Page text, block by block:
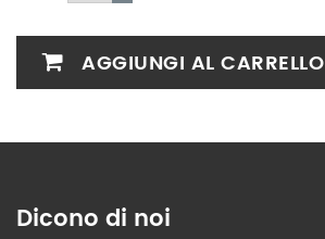
AGGIUNGI AL CARRELLO
Dicono di noi